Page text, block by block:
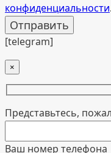
конфиденциальности.
[telegram]
×
Представьтесь,
Ваш номер телефона